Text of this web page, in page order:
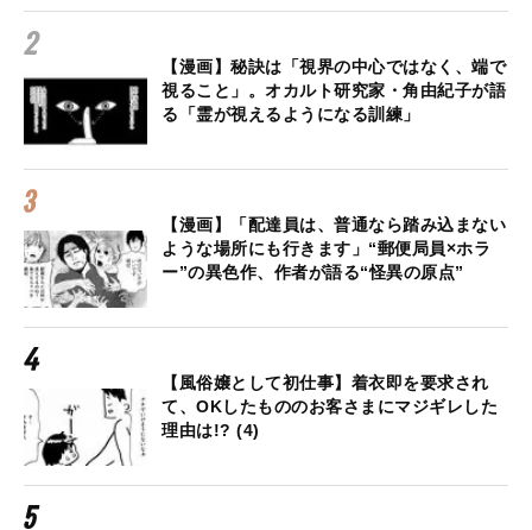
【漫画】秘訣は「視界の中心ではなく、端で
視ること」。オカルト研究家・角由紀子が語
る「霊が視えるようになる訓練」
【漫画】「配達員は、普通なら踏み込まない
ような場所にも行きます」“郵便局員×ホラ
ー”の異色作、作者が語る“怪異の原点”
【風俗嬢として初仕事】着衣即を要求され
て、OKしたもののお客さまにマジギレした
理由は!? (4)